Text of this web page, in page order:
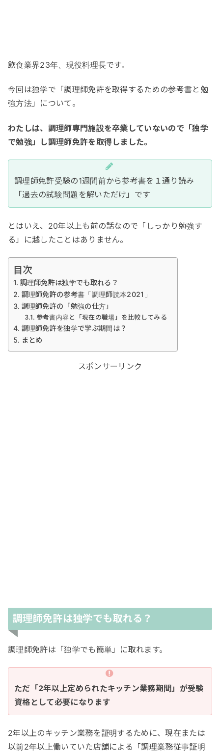
飲食業界23年、現役料理長です。
今回は独学で「調理師免許を取得するための参考書と勉
強方法」について。
わたしは、調理師専門施設を卒業していないので「独学
で勉強」し調理師免許を取得しました。
調理師免許受験の1週間前から参考書を１通り読み
「過去の試験問題を解いただけ」です
とはいえ、20年以上も前の話なので「しっかり勉強す
る」に越したことはありません。
目次
調理師免許は独学でも取れる？
調理師免許の参考書「調理師読本2021」
調理師免許の「勉強の仕方」
参考書内容と「現在の職場」を比較してみる
調理師免許を独学で学ぶ期間は？
まとめ
スポンサーリンク
調理師免許は独学でも取れる？
調理師免許は「独学でも簡単」に取れます。
ただ「2年以上定められたキッチン業務期間」が受験
資格として必要になります
2年以上のキッチン業務を証明するために、現在または
以前2年以上働いていた店舗による「調理業務従事証明